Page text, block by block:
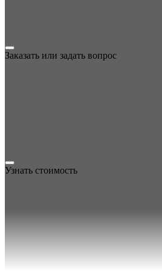
Заказать или задать вопрос
Узнать стоимость